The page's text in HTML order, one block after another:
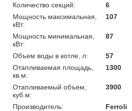
Количество секций:
6
Мощность максимальная,
кВт:
107
Мощность минимальная,
кВт:
87
Объем воды в котле, л:
57
Отапливаемая площадь,
кв.м:
1300
Отапливаемый объем,
куб.м:
3900
Производитель:
Ferroli